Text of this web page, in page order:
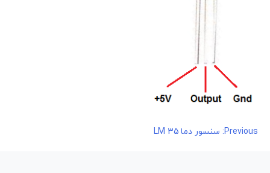
راهبری
Previous: سنسور دما LM 35